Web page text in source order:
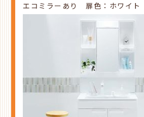
エコミラーあり 扉色：ホワイト